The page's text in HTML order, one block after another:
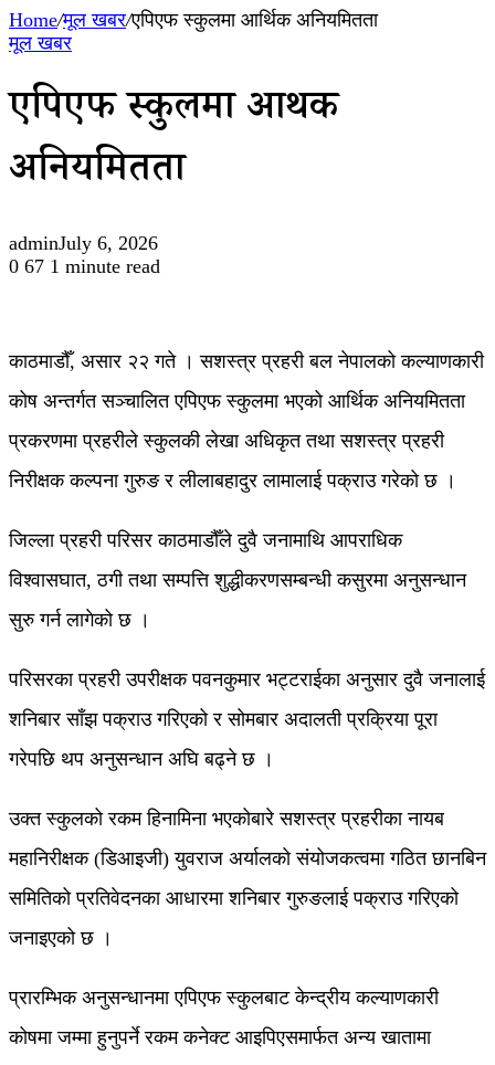
Home/मूल खबर/एपिएफ स्कुलमा आर्थिक अनियमितता
मूल खबर
एपिएफ स्कुलमा आर्थिक
अनियमितता
adminJuly 6, 2026
0 67 1 minute read
काठमाडौँ, असार २२ गते । सशस्त्र प्रहरी बल नेपालको कल्याणकारी
कोष अन्तर्गत सञ्चालित एपिएफ स्कुलमा भएको आर्थिक अनियमितता
प्रकरणमा प्रहरीले स्कुलकी लेखा अधिकृत तथा सशस्त्र प्रहरी
निरीक्षक कल्पना गुरुङ र लीलाबहादुर लामालाई पक्राउ गरेको छ ।
जिल्ला प्रहरी परिसर काठमाडौँले दुवै जनामाथि आपराधिक
विश्वासघात, ठगी तथा सम्पत्ति शुद्धीकरणसम्बन्धी कसुरमा अनुसन्धान
सुरु गर्न लागेको छ ।
परिसरका प्रहरी उपरीक्षक पवनकुमार भट्टराईका अनुसार दुवै जनालाई
शनिबार साँझ पक्राउ गरिएको र सोमबार अदालती प्रक्रिया पूरा
गरेपछि थप अनुसन्धान अघि बढ्ने छ ।
उक्त स्कुलको रकम हिनामिना भएकोबारे सशस्त्र प्रहरीका नायब
महानिरीक्षक (डिआइजी) युवराज अर्यालको संयोजकत्वमा गठित छानबिन
समितिको प्रतिवेदनका आधारमा शनिबार गुरुङलाई पक्राउ गरिएको
जनाइएको छ ।
प्रारम्भिक अनुसन्धानमा एपिएफ स्कुलबाट केन्द्रीय कल्याणकारी
कोषमा जम्मा हुनुपर्ने रकम कनेक्ट आइपिएसमार्फत अन्य खातामा